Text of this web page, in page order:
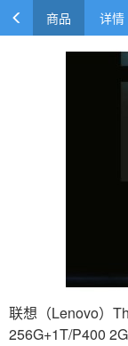
商品 详情
联想（Lenovo）
256G+1T/P400